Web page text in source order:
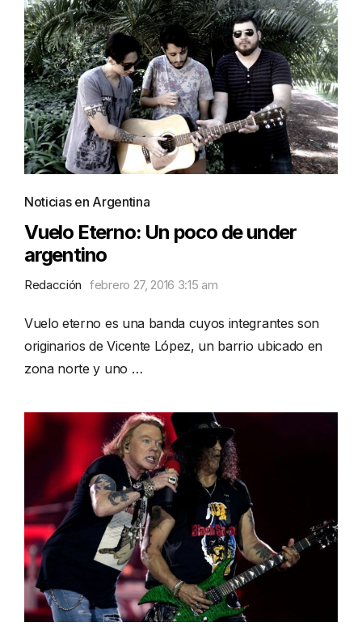
Noticias en Argentina
Vuelo Eterno: Un poco de under
argentino
Redacción febrero 27, 2016 3:15 am
Vuelo eterno es una banda cuyos integrantes son
originarios de Vicente López, un barrio ubicado en
zona norte y uno …